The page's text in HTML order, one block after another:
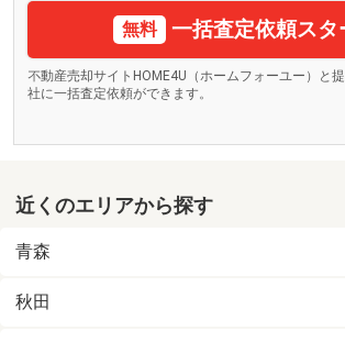
無料 一括査定依頼スタ
不動産売却サイトHOME4U（ホームフォーユー）と
社に一括査定依頼ができます。
近くのエリアから探す
青森
秋田